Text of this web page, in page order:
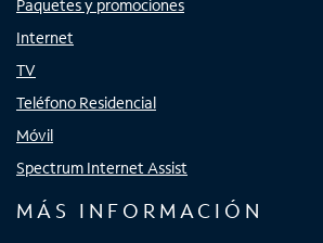
Paquetes y promociones
Internet
TV
Teléfono Residencial
Móvil
Spectrum Internet Assist
MÁS INFORMACIÓN